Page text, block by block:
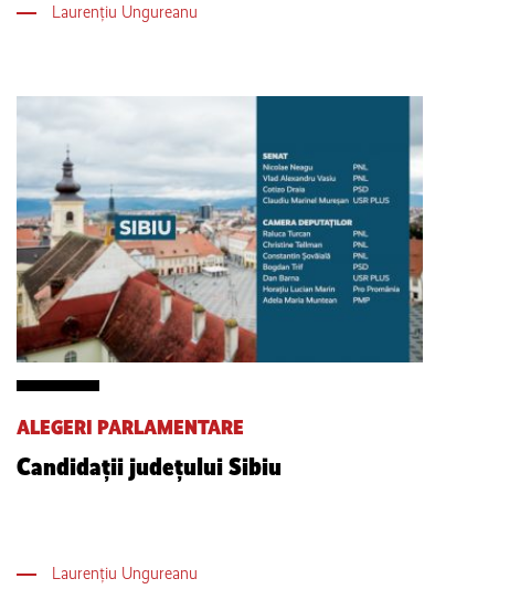
Laurențiu Ungureanu
ALEGERI PARLAMENTARE
Candidații județului Sibiu
Laurențiu Ungureanu